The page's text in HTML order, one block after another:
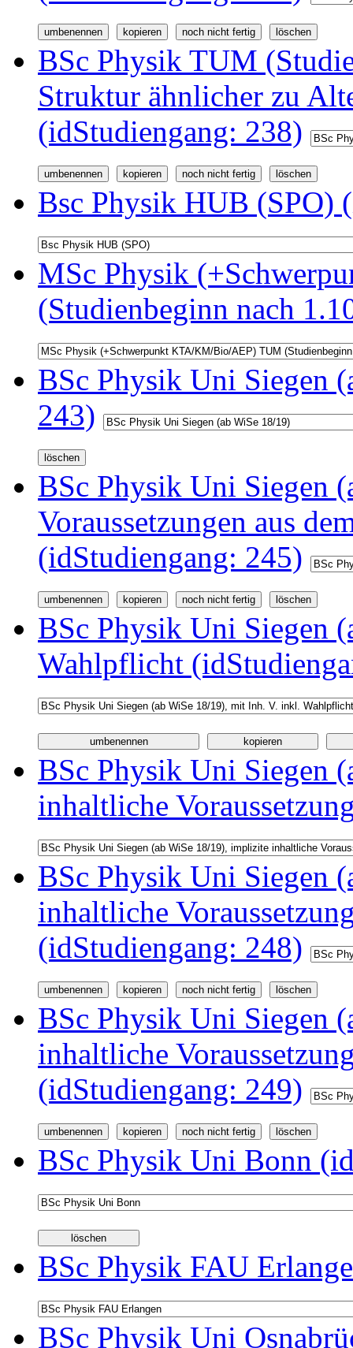
BSc Physik TUM
Struktur ähnlicher zu
(idStudiengang: 238)
Bsc Physik HUB (SPO)
MSc Physik
(Studienbeginn nach
BSc Physik Uni Siegen
243)
BSc Physik Uni Siegen
Voraussetzungen aus
(idStudiengang: 245)
BSc Physik Uni Siegen
Wahlpflicht
BSc Physik Uni Siegen
inhaltliche
BSc Physik Uni Siegen
inhaltliche
(idStudiengang: 248)
BSc Physik Uni Siegen
inhaltliche
(idStudiengang: 249)
BSc Physik Uni Bonn
BSc Physik FAU
BSc Physik Uni